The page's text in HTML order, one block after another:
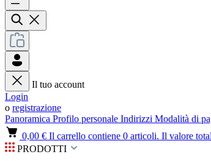
Il tuo account
Login
o registrazione
Panoramica Profilo personale Indirizzi Modalità di
0,00 € Il carrello contiene 0 articoli. Il valore
PRODOTTI